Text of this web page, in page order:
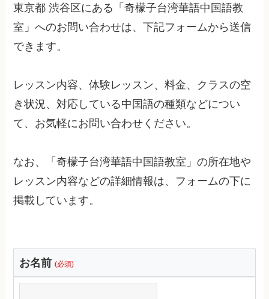
東京都 渋谷区にある「奇檬子台湾華語中国語教
室」へのお問い合わせは、下記フォームから送信
できます。
レッスン内容、体験レッスン、料金、クラスの空
き状況、対応している中国語の種類などについ
て、お気軽にお問い合わせください。
なお、「奇檬子台湾華語中国語教室」の所在地や
レッスン内容などの詳細情報は、フォームの下に
掲載しています。
お名前 (必須)